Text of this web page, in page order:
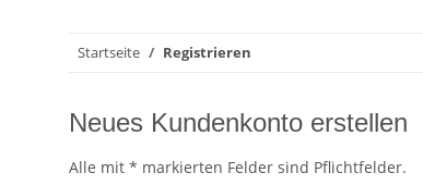
Startseite Registrieren
Neues Kundenkonto erstellen
Alle mit * markierten Felder sind Pflichtfelder.